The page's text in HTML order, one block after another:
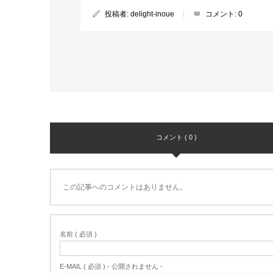
投稿者: delight-inoue コメント: 0
コメント ( 0 )
この記事へのコメントはありません。
名前 ( 必須 )
E-MAIL ( 必須 ) - 公開されません -